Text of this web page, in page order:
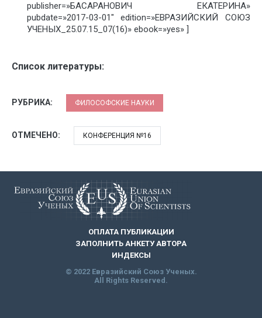
publisher=»БАСАРАНОВИЧ ЕКАТЕРИНА»
pubdate=»2017-03-01″ edition=»ЕВРАЗИЙСКИЙ СОЮЗ
УЧЕНЫХ_25.07.15_07(16)» ebook=»yes» ]
Список литературы:
РУБРИКА: ФИЛОСОФСКИЕ НАУКИ
ОТМЕЧЕНО: КОНФЕРЕНЦИЯ №16
ОПЛАТА ПУБЛИКАЦИИ
ЗАПОЛНИТЬ АНКЕТУ АВТОРА
ИНДЕКСЫ
© 2022 Евразийский Союз Ученых.
All Rights Reserved.